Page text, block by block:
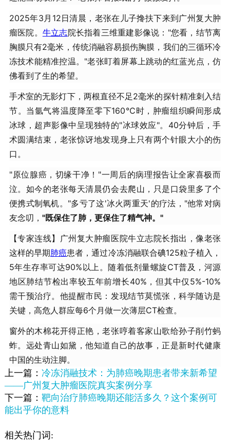
2025年3月12日清晨，老张在儿子搀扶下来到广州复大肿
瘤医院。 牛立志院长指着三维重建影像说："您看，结节离
胸膜只有2毫米，传统消融容易损伤胸膜，我们的三循环冷
冻技术能精准控温。"老张盯着屏幕上跳动的红蓝光点，仿
佛看到了生的希望。
手术室的无影灯下，两根直径不足2毫米的探针精准刺入结
节。当氩气将温度降至零下160℃时，肿瘤组织瞬间形成
冰球，超声影像中呈现独特的"冰球效应"。40分钟后，手
术圆满结束，老张惊讶地发现身上只有两个针眼大小的伤
口。
"原位腺癌，切缘干净！"一周后的病理报告让全家喜极而
泣。如今的老张每天清晨仍会去爬山，只是口袋里多了个
便携式制氧机。"多亏了这'冰火两重天'的疗法，"他常对病
友念叨， "既保住了肺，更保住了精气神。"
【专家连线】广州复大肿瘤医院牛立志院长指出，像老张
这样的早期肺癌患者，通过冷冻消融联合碘125粒子植入，
5年生存率可达90%以上。随着低剂量螺旋CT普及，河源
地区肺结节检出率较五年前增长40%，但其中仅5%-10%
需干预治疗。他提醒市民：发现结节莫慌张，科学随访是
关键，高危人群应每6个月做一次薄层CT检查。
窗外的木棉花开得正艳，老张哼着客家山歌给孙子削竹蚂
蚱。远处青山如黛，他知道自己的故事，正是新时代健康
中国的生动注脚。
上一篇： 冷冻消融技术：为肺癌晚期患者带来新希望
——广州复大肿瘤医院真实案例分享
下一篇： 靶向治疗肺癌晚期还能活多久？这个案例可
能出乎你的意料
相关热门词: